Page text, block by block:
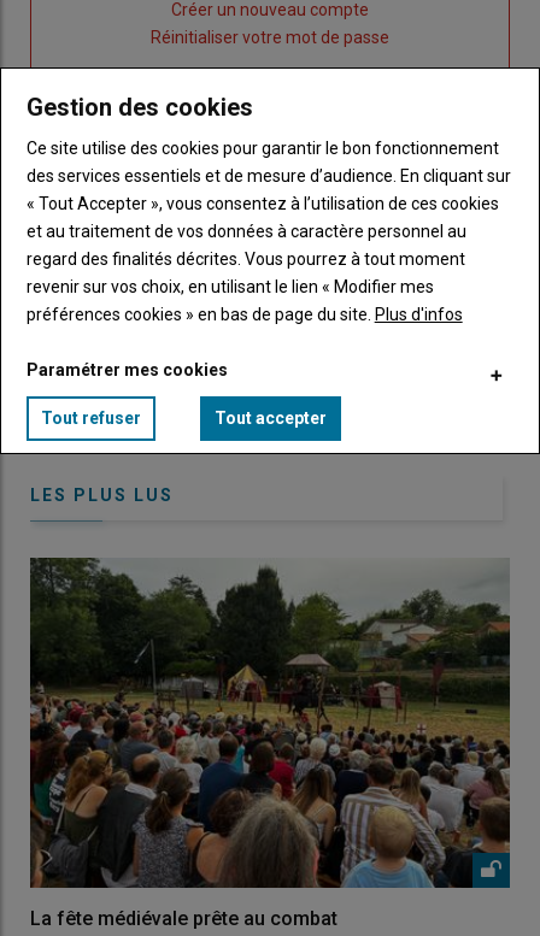
un
compte"
Créer un nouveau compte
"Réinitialiser
mot
de
passe"
Réinitialiser votre mot de passe
"Je
me
connecte"
Je me connecte
Sous-
titre
Vous n'êtes pas abonné(e)
TITRE CRÉEZ UN COMPTE
BodyChoisissez votre formule et créez votre
Lien Créez un compte
LES PLUS LUS
La fête médiévale prête au combat
Gestion des cookies
Ce site utilise des cookies pour garantir le bon fonctionnement
des services essentiels et de mesure d’audience. En cliquant sur
« Tout Accepter », vous consentez à l’utilisation de ces cookies
et au traitement de vos données à caractère personnel au
regard des finalités décrites. Vous pourrez à tout moment
revenir sur vos choix, en utilisant le lien « Modifier mes
préférences cookies » en bas de page du site. Plus d'infos
Paramétrer mes cookies
Tout refuser Tout accepter